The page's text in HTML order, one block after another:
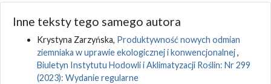
Inne teksty tego samego autora
Krystyna Zarzyńska, Produktywność nowych odmian
ziemniaka w uprawie ekologicznej i konwencjonalnej,
Biuletyn Instytutu Hodowli i Aklimatyzacji Roślin: Nr 299
(2023): Wydanie regularne